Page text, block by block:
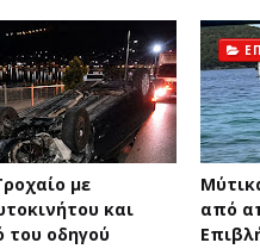
με
και
του οδηγού
από